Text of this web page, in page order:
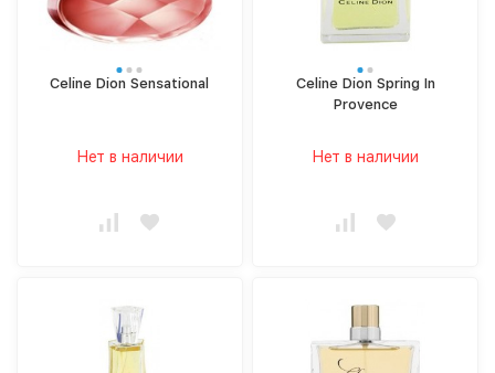
Celine Dion Sensational
Нет в наличии
Celine Dion Spring In
Provence
Нет в наличии